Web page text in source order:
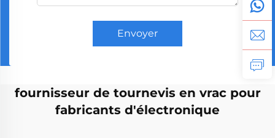
Envoyer
fournisseur de tournevis en vrac pour
fabricants d'électronique